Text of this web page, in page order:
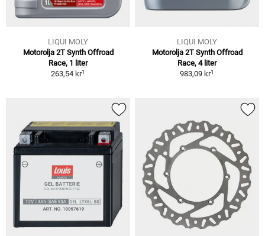
LIQUI MOLY
Motorolja 2T Synth Offroad
Race, 1 liter
263,54 kr1
LIQUI MOLY
Motorolja 2T Synth Offroad
Race, 4 liter
983,09 kr1